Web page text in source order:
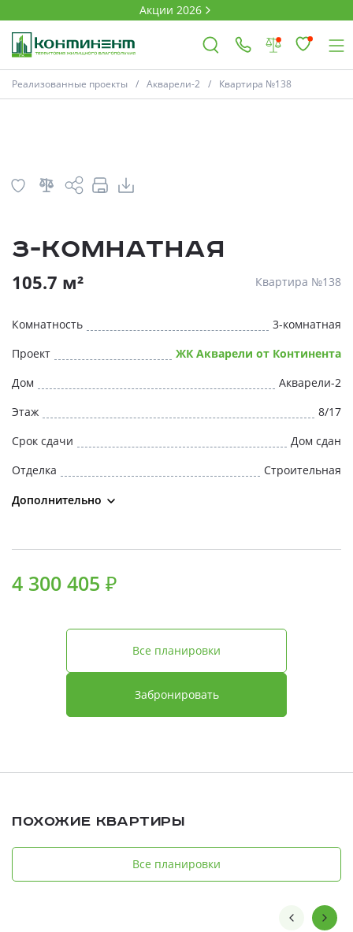
Акции 2026
Акции
Новости
Выбор недвижимости
Офис продаж
Работа
Реализованные проекты Акварели-2 Квартира №138
3-комнатная
105.7 м² Квартира №138
Комнатность
3-комнатная
Проект
ЖК Акварели от Континента
Дом
Акварели-2
Этаж
8/17
Срок сдачи
Дом сдан
Отделка
Строительная
Дополнительно
4 300 405 ₽
Забронировать
Все планировки
План Комнатность
* Скидки предоставляются в
Похожие квартиры
Все планировки